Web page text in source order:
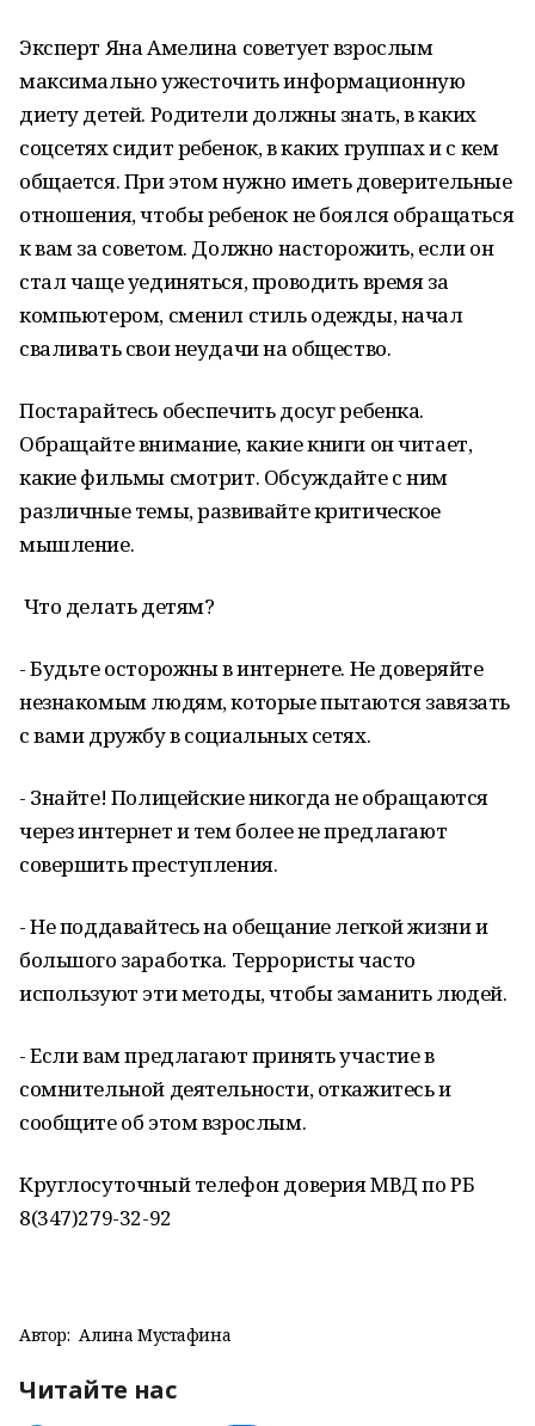
Эксперт Яна Амелина советует взрослым
максимально ужесточить информационную
диету детей. Родители должны знать, в каких
соцсетях сидит ребенок, в каких группах и с кем
общается. При этом нужно иметь доверительные
отношения, чтобы ребенок не боялся обращаться
к вам за советом. Должно насторожить, если он
стал чаще уединяться, проводить время за
компьютером, сменил стиль одежды, начал
сваливать свои неудачи на общество.
Постарайтесь обеспечить досуг ребенка.
Обращайте внимание, какие книги он читает,
какие фильмы смотрит. Обсуждайте с ним
различные темы, развивайте критическое
мышление.
Что делать детям?
- Будьте осторожны в интернете. Не доверяйте
незнакомым людям, которые пытаются завязать
с вами дружбу в социальных сетях.
- Знайте! Полицейские никогда не обращаются
через интернет и тем более не предлагают
совершить преступления.
- Не поддавайтесь на обещание легкой жизни и
большого заработка. Террористы часто
используют эти методы, чтобы заманить людей.
- Если вам предлагают принять участие в
сомнительной деятельности, откажитесь и
сообщите об этом взрослым.
Круглосуточный телефон доверия МВД по РБ
8(347)279-32-92
Автор: Алина Мустафина
Читайте нас